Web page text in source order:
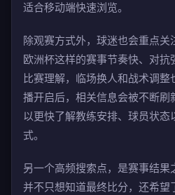
适合移动端快速浏览。
除观赛方式外，球迷也会重点关
欧洲杯这样的赛事节奏快、对
比赛理解，临场换人和战术调
播开启后，相关信息会被不断刷
以更快了解教练安排、球员状态
式。
另一个高频搜索点，是赛事结果
并不只想知道最终比分，还希望